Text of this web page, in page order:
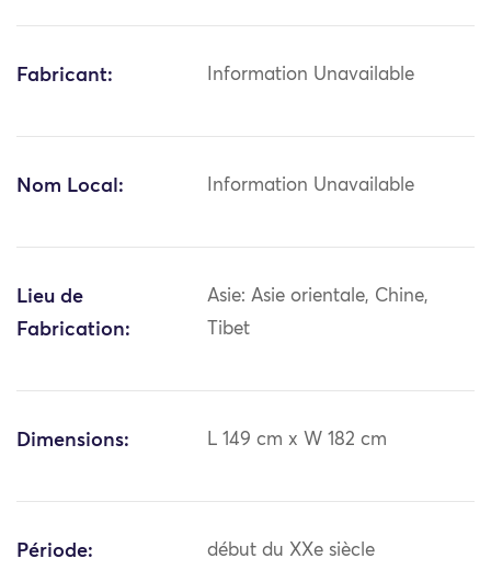
Fabricant: Information Unavailable
Nom Local: Information Unavailable
Lieu de
Fabrication:
Asie: Asie orientale, Chine,
Tibet
Dimensions: L 149 cm x W 182 cm
Période: début du XXe siècle